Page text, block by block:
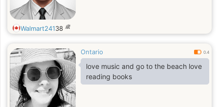
Walmart24138 歳
Ontario 0.4
love music and go to the beach love
reading books